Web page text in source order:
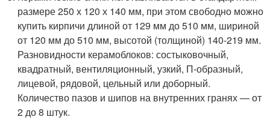
размере 250 х 120 х 140 мм, при этом свободно можно
купить кирпичи длиной от 129 мм до 510 мм, шириной
от 120 мм до 510 мм, высотой (толщиной) 140-219 мм.
Разновидности керамоблоков: состыковочный,
квадратный, вентиляционный, узкий, П-образный,
лицевой, рядовой, цельный или доборный.
Количество пазов и шипов на внутренних гранях — от
2 до 8 штук.